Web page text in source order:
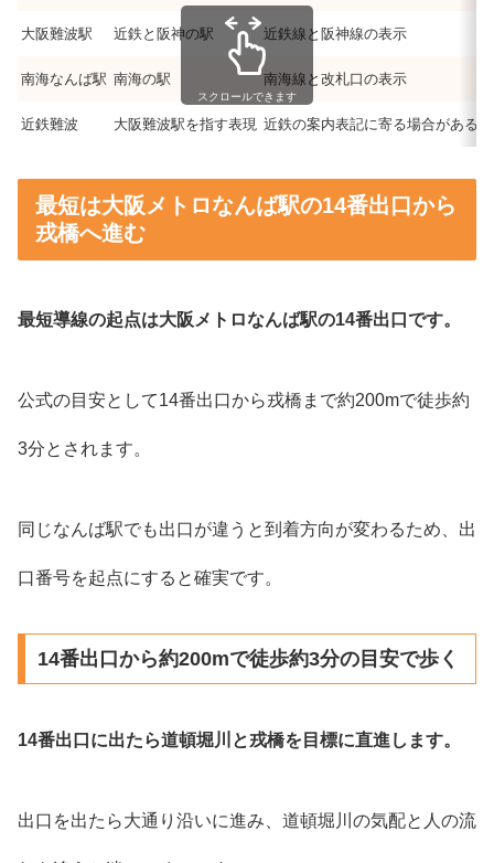
大阪難波駅 近鉄と阪神の駅 近鉄線と阪神線の表示
南海なんば駅 南海の駅 南海線と改札口の表示
近鉄難波 大阪難波駅を指す表現 近鉄の案内表記に寄る場合がある
スクロールできます
最短は大阪メトロなんば駅の14番出口から
戎橋へ進む
最短導線の起点は大阪メトロなんば駅の14番出口です。
公式の目安として14番出口から戎橋まで約200mで徒歩約
3分とされます。
同じなんば駅でも出口が違うと到着方向が変わるため、出
口番号を起点にすると確実です。
14番出口から約200mで徒歩約3分の目安で歩く
14番出口に出たら道頓堀川と戎橋を目標に直進します。
出口を出たら大通り沿いに進み、道頓堀川の気配と人の流